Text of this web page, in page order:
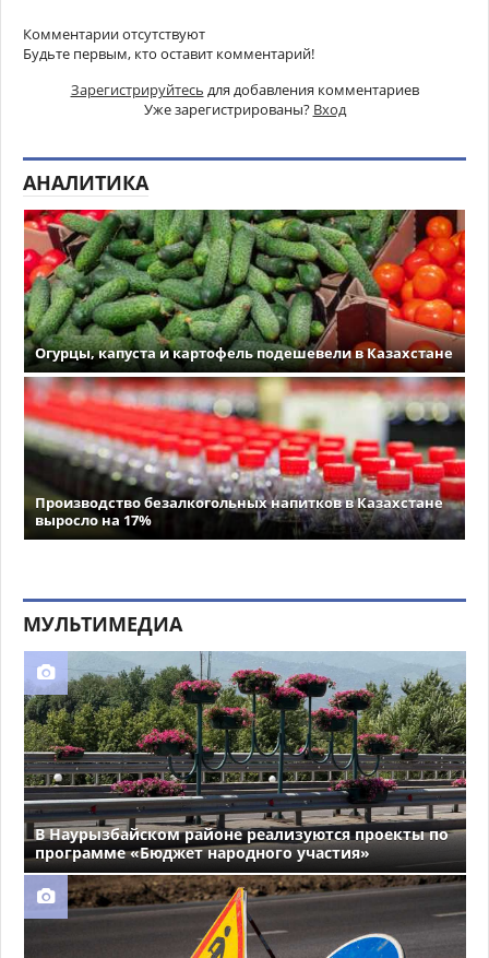
Комментарии отсутствуют
Будьте первым, кто оставит комментарий!
Зарегистрируйтесь для добавления комментариев
Уже зарегистрированы? Вход
АНАЛИТИКА
Огурцы, капуста и картофель подешевели в Казахстане
Производство безалкогольных напитков в Казахстане
выросло на 17%
МУЛЬТИМЕДИА
В Наурызбайском районе реализуются проекты по
программе «Бюджет народного участия»